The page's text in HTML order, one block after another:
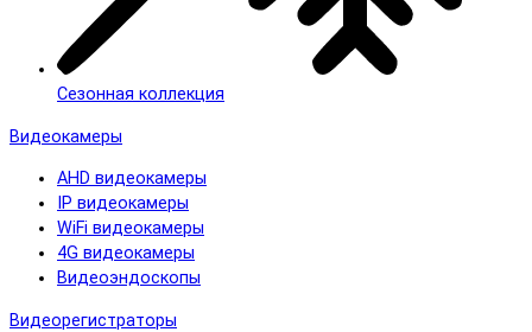
Сезонная коллекция
Видеокамеры
AHD видеокамеры
IP видеокамеры
WiFi видеокамеры
4G видеокамеры
Видеоэндоскопы
Видеорегистраторы